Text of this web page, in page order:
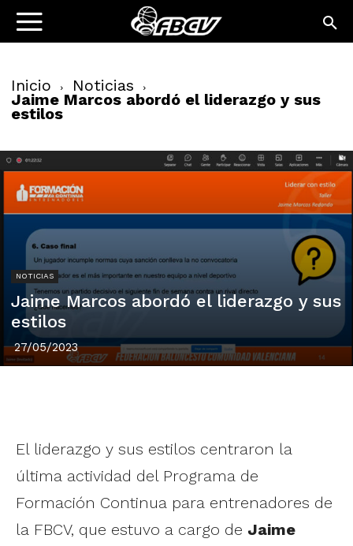
Inicio Noticias
Jaime Marcos abordó el liderazgo y sus
estilos
NOTICIAS
Jaime Marcos abordó el liderazgo y sus
estilos
27/05/2023
El liderazgo y sus estilos centraron la
última actividad del Programa de
Formación Continua para entrenadores de
la FBCV, que estuvo a cargo de Jaime